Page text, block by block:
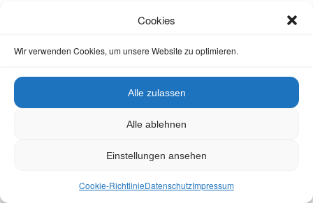
Cookies
Wir verwenden Cookies, um unsere Website zu optimieren.
Alle zulassen
Alle ablehnen
Einstellungen ansehen
Cookie-RichtlinieDatenschutzImpressum
KONTAKT
Tel. 0951-3094539
S
NEUESTE BEITRÄGE
Tagung „Bienen machen Schule“ 2026